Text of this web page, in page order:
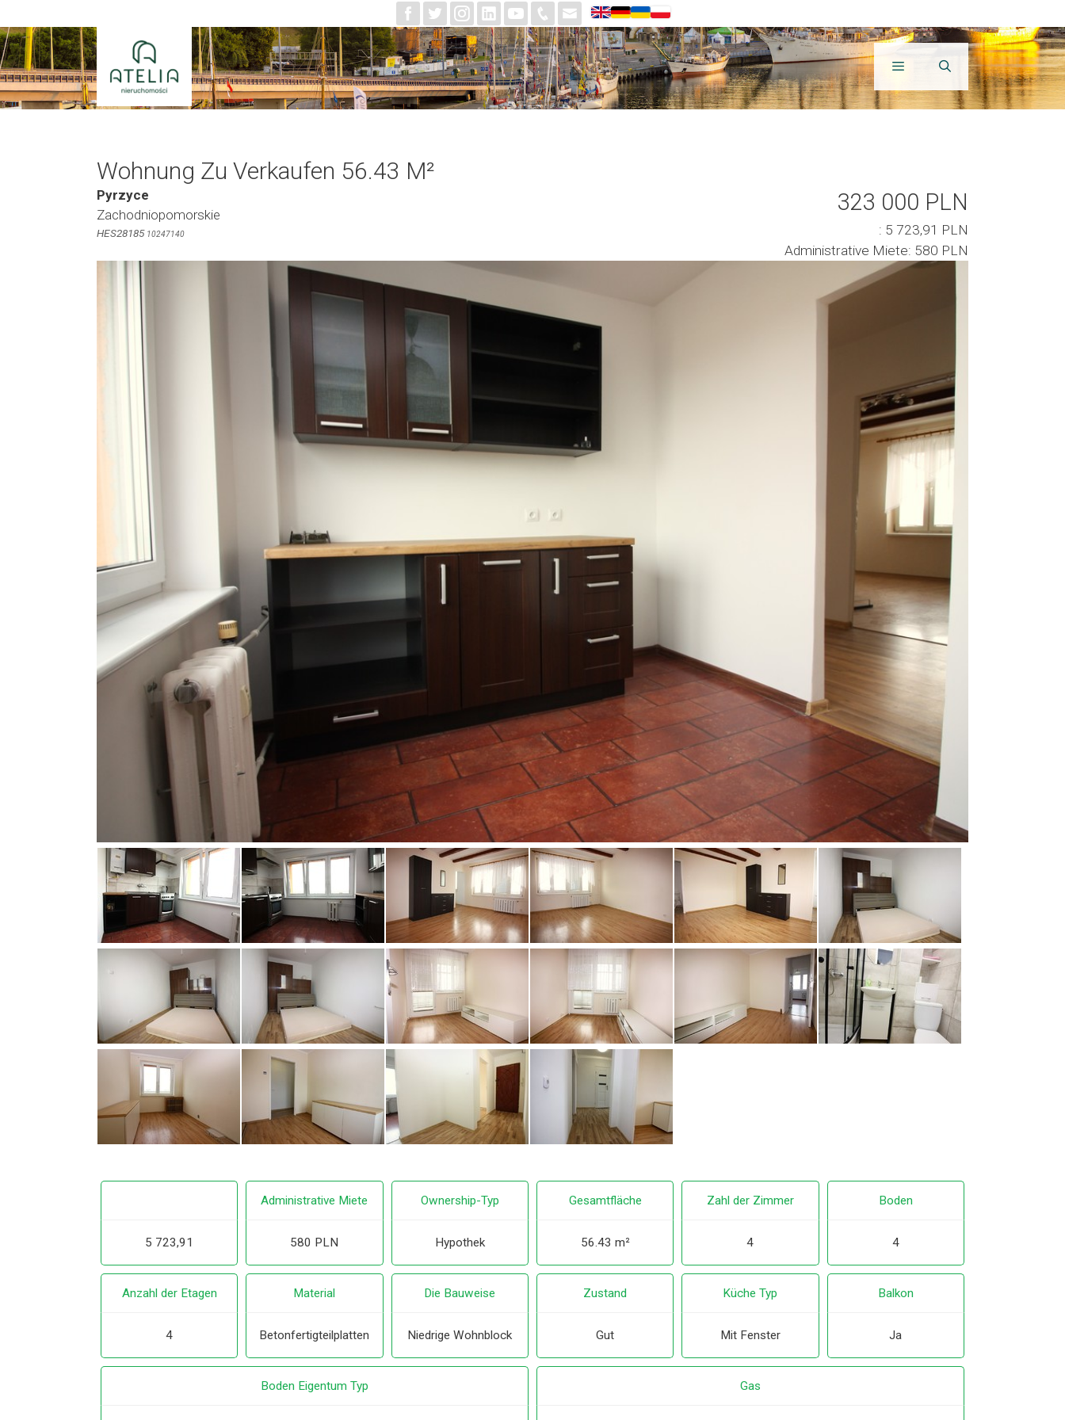
Inhalt
springen
Wohnung Zu Verkaufen 56.43 M²
Pyrzyce
Zachodniopomorskie
HES28185 10247140
323 000 PLN
: 5 723,91 PLN
Administrative Miete: 580 PLN
5 723,91
Administrative Miete
580 PLN
Ownership-Typ
Hypothek
Gesamtfläche
56.43 m²
Zahl der Zimmer
4
Boden
4
Anzahl der Etagen
4
Material
Betonfertigteilplatten
Die Bauweise
Niedrige Wohnblock
Zustand
Gut
Küche Typ
Mit Fenster
Balkon
Ja
Boden Eigentum Typ Gas